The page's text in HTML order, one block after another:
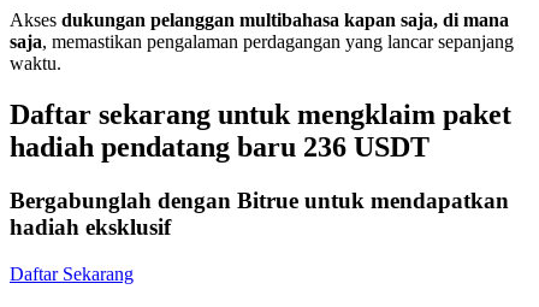
Akses dukungan pelanggan multibahasa kapan saja, di mana
saja, memastikan pengalaman perdagangan yang lancar sepanjang
waktu.
Daftar sekarang untuk mengklaim paket
hadiah pendatang baru 236 USDT
Bergabunglah dengan Bitrue untuk mendapatkan
hadiah eksklusif
Daftar Sekarang